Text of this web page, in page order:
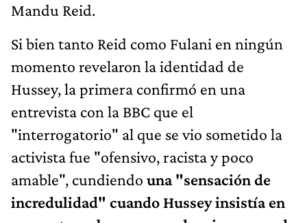
Mandu Reid.
Si bien tanto Reid como Fulani en ningún
momento revelaron la identidad de
Hussey, la primera confirmó en una
entrevista con la BBC que el
"interrogatorio" al que se vio sometido la
activista fue "ofensivo, racista y poco
amable", cundiendo una "sensación de
incredulidad" cuando Hussey insistía en